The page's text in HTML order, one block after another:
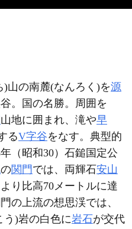
山の南麓(なんろく)を源
。国の名勝。周囲を
山地に囲まれ、滝や早
るV字谷をなす。典型的
（昭和30）石鎚国定公
の関門 では、両輝石安山
り比高70メートルに達
の上流の想思渓では、
う)岩の白色に岩石が交代